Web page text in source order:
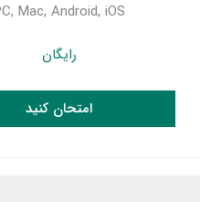
Mac, Android, iOS
رایگان
امتحان کنید